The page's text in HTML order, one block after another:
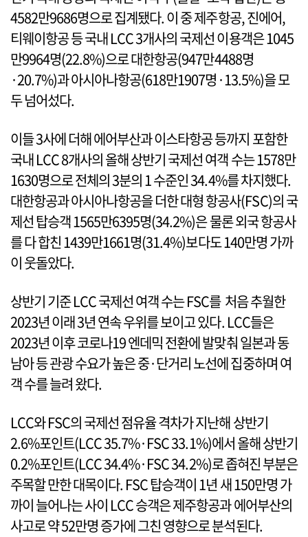
4582만9686명으로 집계됐다. 이 중 제주항공, 진에어,
티웨이항공 등 국내 LCC 3개사의 국제선 이용객은 1045
만9964명(22.8%)으로 대한항공(947만4488명
·20.7%)과 아시아나항공(618만1907명·13.5%)을 모
두 넘어섰다.
이들 3사에 더해 에어부산과 이스타항공 등까지 포함한
국내 LCC 8개사의 올해 상반기 국제선 여객 수는 1578만
1630명으로 전체의 3분의 1 수준인 34.4%를 차지했다.
대한항공과 아시아나항공을 더한 대형 항공사(FSC)의 국
제선 탑승객 1565만6395명(34.2%)은 물론 외국 항공사
를 다 합친 1439만1661명(31.4%)보다도 140만명 가까
이 웃돌았다.
상반기 기준 LCC 국제선 여객 수는 FSC를 처음 추월한
2023년 이래 3년 연속 우위를 보이고 있다. LCC들은
2023년 이후 코로나19 엔데믹 전환에 발맞춰 일본과 동
남아 등 관광 수요가 높은 중·단거리 노선에 집중하며 여
객 수를 늘려 왔다.
LCC와 FSC의 국제선 점유율 격차가 지난해 상반기
2.6%포인트(LCC 35.7%·FSC 33.1%)에서 올해 상반기
0.2%포인트(LCC 34.4%·FSC 34.2%)로 좁혀진 부분은
주목할 만한 대목이다. FSC 탑승객이 1년 새 150만명 가
까이 늘어나는 사이 LCC 승객은 제주항공과 에어부산의
사고로 약 52만명 증가에 그친 영향으로 분석된다.